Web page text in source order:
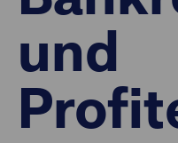
Geschäftserfolg
Ansprechpartner
und